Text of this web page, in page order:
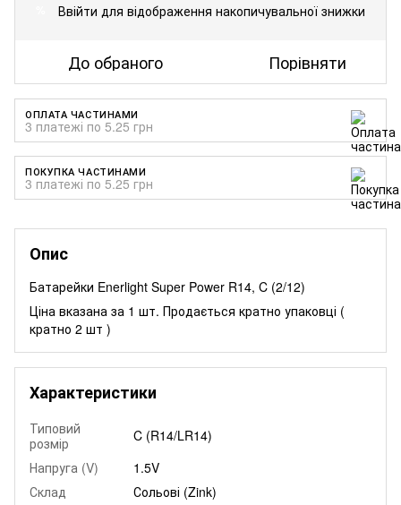
Ввійти для відображення накопичувальної знижки
До обраного Порівняти
ОПЛАТА ЧАСТИНАМИ
3 платежі по 5.25 грн
ПОКУПКА ЧАСТИНАМИ
3 платежі по 5.25 грн
Опис
Батарейки Enerlight Super Power R14, C (2/12)
Ціна вказана за 1 шт. Продається кратно упаковці (
кратно 2 шт )
Характеристики
Типовий
розмір
C (R14/LR14)
Напруга (V)
1.5V
Склад
Сольові (Zink)